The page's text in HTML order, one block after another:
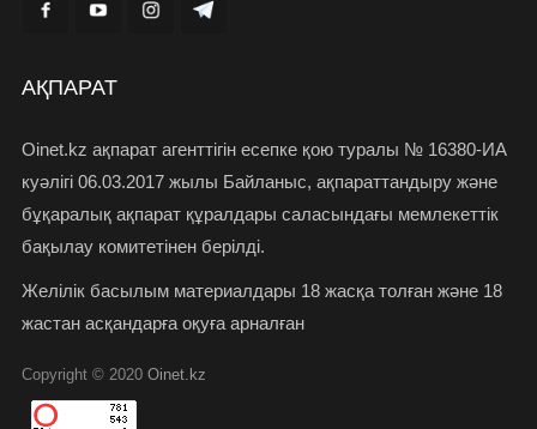
АҚПАРАТ
Oinet.kz ақпарат агенттігін есепке қою туралы № 16380-ИА
куәлігі 06.03.2017 жылы Байланыс, ақпараттандыру және
бұқаралық ақпарат құралдары саласындағы мемлекеттік
бақылау комитетінен берілді.
Желілік басылым материалдары 18 жасқа толған және 18
жастан асқандарға оқуға арналған
Copyright © 2020 Oinet.kz